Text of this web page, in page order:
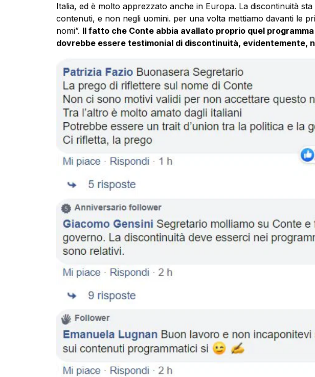
Italia, ed è molto apprezzato anche in Europa. La discontinuità
contenuti, e non negli uomini. per una volta mettiamo davanti le
nomi”. Il fatto che Conte abbia avallato proprio quel
dovrebbe essere testimonial di discontinuità, evidentemente,